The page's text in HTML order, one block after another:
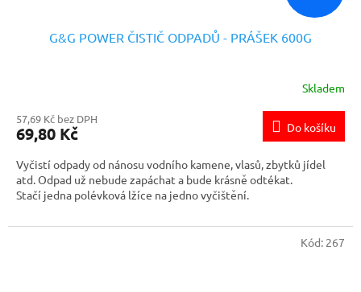
G&G POWER ČISTIČ ODPADŮ - PRÁŠEK 600G
Skladem
57,69 Kč bez DPH
69,80 Kč Do košíku
Vyčistí odpady od nánosu vodního kamene, vlasů, zbytků jídel
atd. Odpad už nebude zapáchat a bude krásně odtékat.
Stačí jedna polévková lžíce na jedno vyčištění.
Kód: 267